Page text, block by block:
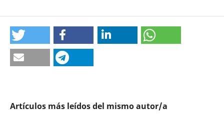
Artículos más leídos del mismo autor/a